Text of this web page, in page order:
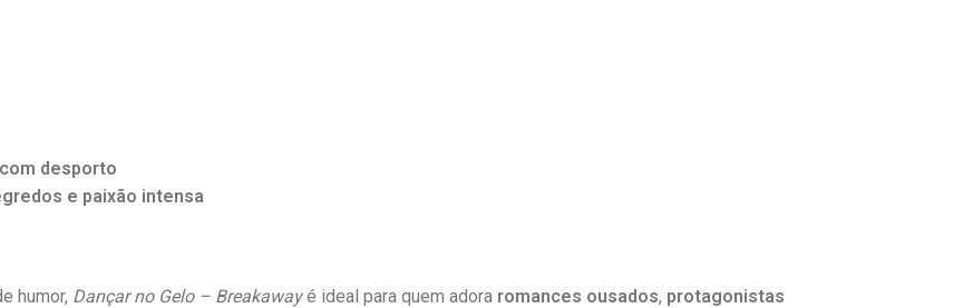
desporto
e paixão intensa
humor, Dançar no Gelo – Breakawayé ideal para quem adora romances ousados, protagonistas